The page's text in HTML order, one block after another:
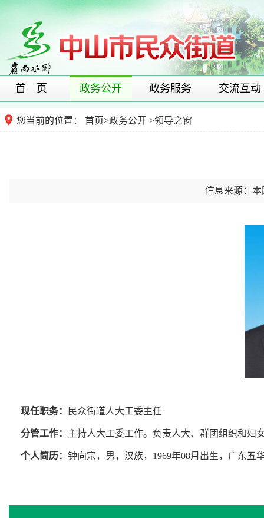
首 页 政务公开 政务服务 交流互动
您当前的位置： 首页>政务公开 >领导之窗
信息来源：本
现任职务： 民众街道人大工委主任
分管工作： 主持人大工委工作。负责人大、群团组织和妇
个人简历： 钟向宗，男，汉族，1969年08月出生，广东五